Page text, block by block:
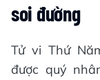
soi đường
Tử vi Thứ
được quý